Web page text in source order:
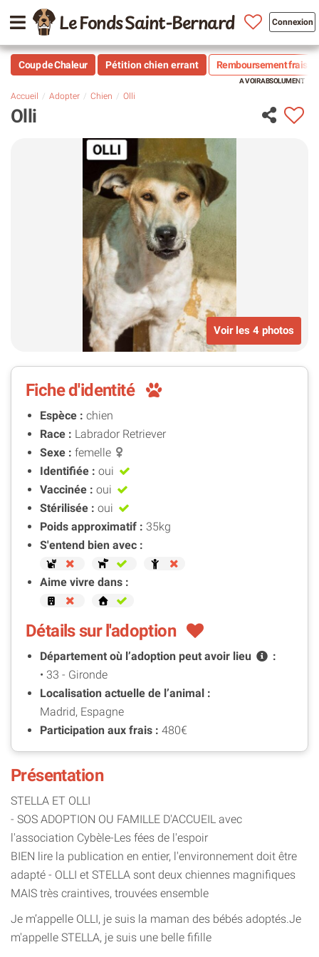
Le Fonds Saint-Bernard Connexion
Coup de Chaleur Pétition chien errant Remboursement frais
Accueil Adopter Chien Olli
Olli
Voir les 4 photos
Fiche d'identité
Espèce : chien
Race : Labrador Retriever
Sexe : femelle
Identifiée : oui
Vaccinée : oui
Stérilisée : oui
Poids approximatif : 35kg
S'entend bien avec :
Aime vivre dans :
Détails sur l'adoption
Département où l’adoption peut avoir lieu
:
• 33 - Gironde
Localisation actuelle de l’animal :
Madrid, Espagne
Participation aux frais : 480€
Présentation
STELLA ET OLLI
- SOS ADOPTION OU FAMILLE D'ACCUEIL avec
l'association Cybèle-Les fées de l'espoir
BIEN lire la publication en entier, l'environnement doit être
adapté - OLLI et STELLA sont deux chiennes magnifiques
MAIS très craintives, trouvées ensemble
Je m’appelle OLLI, je suis la maman des bébés adoptés.Je
m'appelle STELLA, je suis une belle fifille